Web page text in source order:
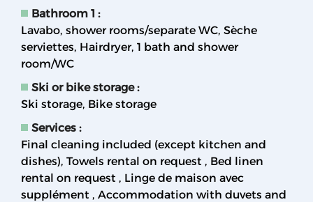
Bathroom 1 :
Lavabo shower rooms/separate WC Sèche
serviettes Hairdryer 1 bath and shower
room/WC
Ski or bike storage:
Ski storage Bike storage
Services :
Final cleaning included (except kitchen and
dishes) Towels rental on request
Bed linen
rental on request
Linge de maison avec
supplément
Accommodation with duvets and